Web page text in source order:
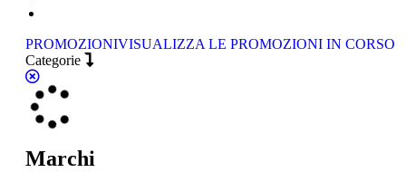
PROMOZIONIVISUALIZZA LE PROMOZIONI IN CORSO
Categorie
Marchi